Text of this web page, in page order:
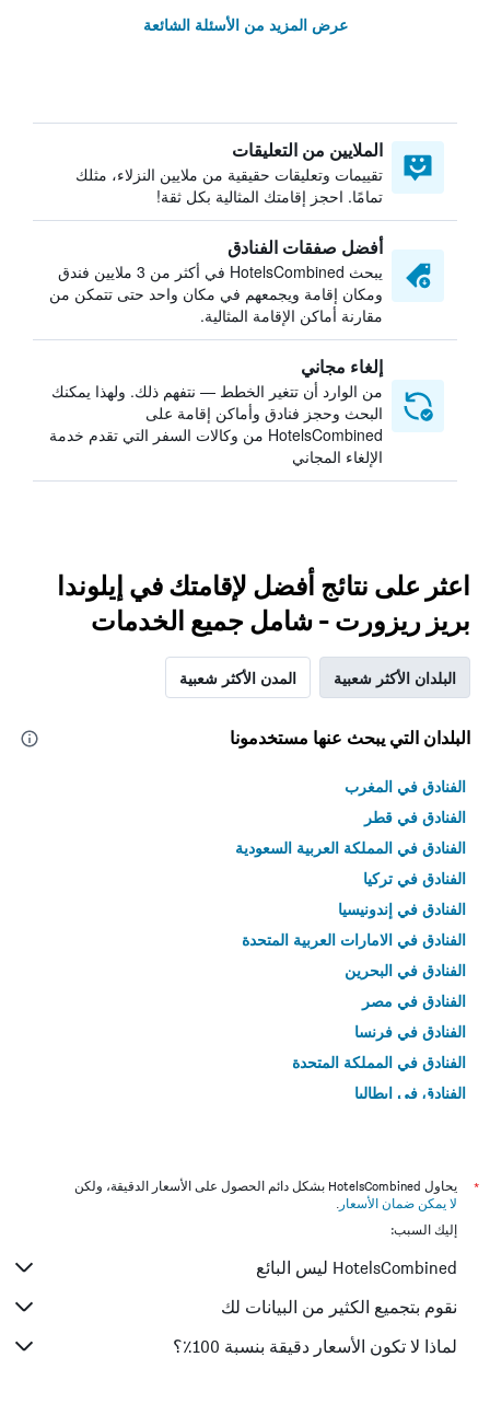
عرض المزيد من الأسئلة الشائعة
الملايين من التعليقات
تقييمات وتعليقات حقيقية من ملايين النزلاء، مثلك
تمامًا. احجز إقامتك المثالية بكل ثقة!
أفضل صفقات الفنادق
يبحث HotelsCombined في أكثر من 3 ملايين فندق
ومكان إقامة ويجمعهم في مكان واحد حتى تتمكن من
مقارنة أماكن الإقامة المثالية.
إلغاء مجاني
من الوارد أن تتغير الخطط — نتفهم ذلك. ولهذا يمكنك
البحث وحجز فنادق وأماكن إقامة على
HotelsCombined من وكالات السفر التي تقدم خدمة
الإلغاء المجاني
اعثر على نتائج أفضل لإقامتك في إيلوندا
بريز ريزورت - شامل جميع الخدمات
البلدان الأكثر شعبية المدن الأكثر شعبية
البلدان التي يبحث عنها مستخدمونا
الفنادق في المغرب
الفنادق في قطر
الفنادق في المملكة العربية السعودية
الفنادق في تركيا
الفنادق في إندونيسيا
الفنادق في الامارات العربية المتحدة
الفنادق في البحرين
الفنادق في مصر
الفنادق في فرنسا
الفنادق في المملكة المتحدة
الفنادق في إيطاليا
*
يحاول HotelsCombined بشكل دائم الحصول على الأسعار الدقيقة، ولكن
لا يمكن ضمان الأسعار .
إليك السبب:
HotelsCombined ليس البائع
نقوم بتجميع الكثير من البيانات لك
لماذا لا تكون الأسعار دقيقة بنسبة 100٪؟